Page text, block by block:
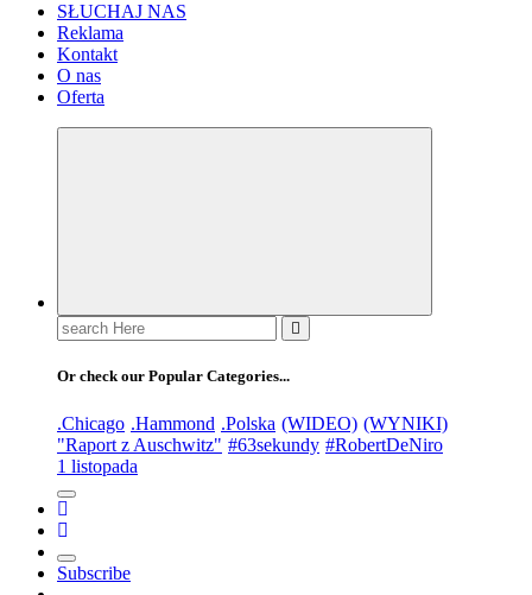
SŁUCHAJ NAS
Reklama
Kontakt
O nas
Oferta
Or check our Popular Categories...
.Chicago .Hammond .Polska (WIDEO) (WYNIKI)
"Raport z Auschwitz" #63sekundy #RobertDeNiro
1 listopada
Subscribe